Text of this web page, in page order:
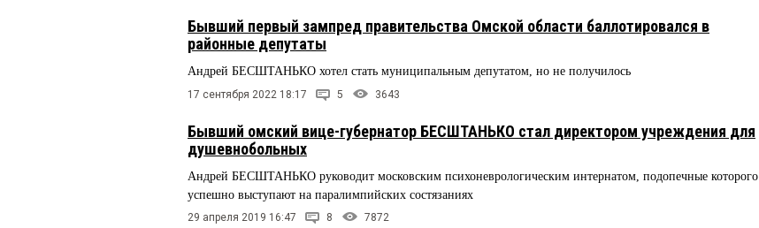
Бывший первый зампред правительства Омской области баллотировался в
районные депутаты
Андрей БЕСШТАНЬКО хотел стать муниципальным депутатом, но не получилось
17 сентября 2022 18:17 5 3643
Бывший омский вице-губернатор БЕСШТАНЬКО стал директором учреждения для
душевнобольных
Андрей БЕСШТАНЬКО руководит московским психоневрологическим интернатом, подопечные которого
успешно выступают на паралимпийских состязаниях
29 апреля 2019 16:47 8 7872